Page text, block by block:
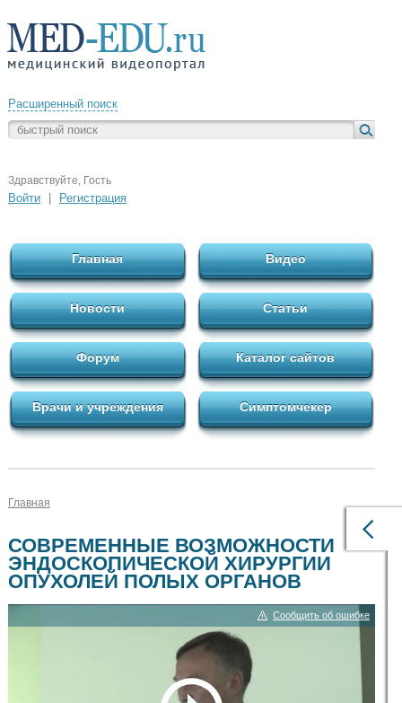
Расширенный поиск
Здравствуйте, Гость
Войти Регистрация
Главная Видео
Новости Статьи
Форум Каталог сайтов
Врачи и учреждения Симптомчекер
Главная
СОВРЕМЕННЫЕ ВОЗМОЖНОСТИ
ЭНДОСКОПИЧЕСКОЙ ХИРУРГИИ
ОПУХОЛЕЙ ПОЛЫХ ОРГАНОВ
Сообщить об ошибке